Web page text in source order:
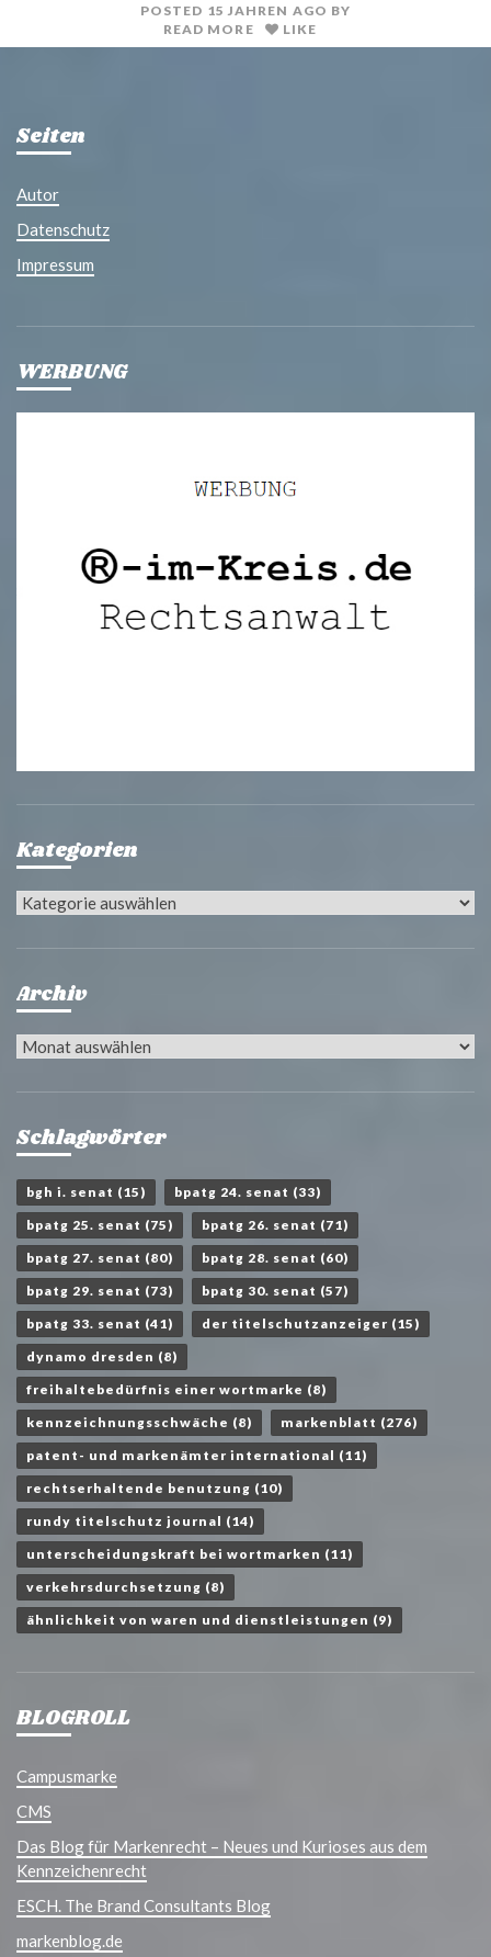
POSTED 15 JAHREN AGO BY
READ MORE
LIKE
Seiten
Autor
Datenschutz
Impressum
WERBUNG
Kategorien
Kategorien
Archiv
Archiv
Schlagwörter
bgh i. senat (15) bpatg 24. senat (33)
bpatg 25. senat (75) bpatg 26. senat (71)
bpatg 27. senat (80) bpatg 28. senat (60)
bpatg 29. senat (73) bpatg 30. senat (57)
bpatg 33. senat (41) der titelschutzanzeiger (15)
dynamo dresden (8)
freihaltebedürfnis einer wortmarke (8)
kennzeichnungsschwäche (8) markenblatt (276)
patent- und markenämter international (11)
rechtserhaltende benutzung (10)
rundy titelschutz journal (14)
unterscheidungskraft bei wortmarken (11)
verkehrsdurchsetzung (8)
ähnlichkeit von waren und dienstleistungen (9)
BLOGROLL
Campusmarke
CMS
Das Blog für Markenrecht – Neues und Kurioses aus dem
Kennzeichenrecht
ESCH. The Brand Consultants Blog
markenblog.de